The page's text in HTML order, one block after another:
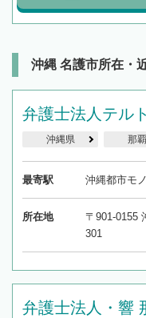
沖縄 名護市所在・
弁護士法人テル
沖縄県 那
最寄駅 沖縄都市モ
所在地
〒901-0155
301
弁護士法人・響